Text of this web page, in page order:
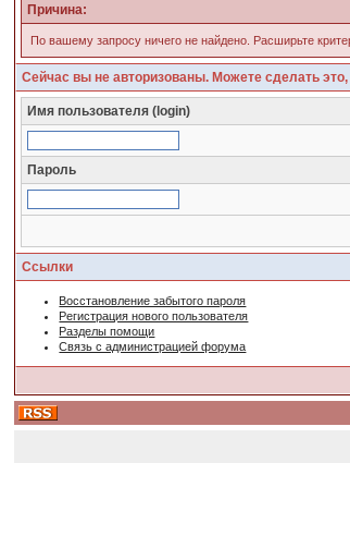
Причина:
По вашему запросу ничего не найдено. Расширьте
Сейчас вы не авторизованы. Можете сделать
Имя пользователя (login)
Пароль
Ссылки
Восстановление забытого пароля
Регистрация нового пользователя
Разделы помощи
Связь с администрацией форума